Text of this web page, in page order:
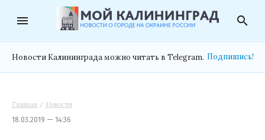
menu search
Новости Калининграда можно читать в Telegram. Подпишись!
Главная / Новости
18.03.2019 — 14:36